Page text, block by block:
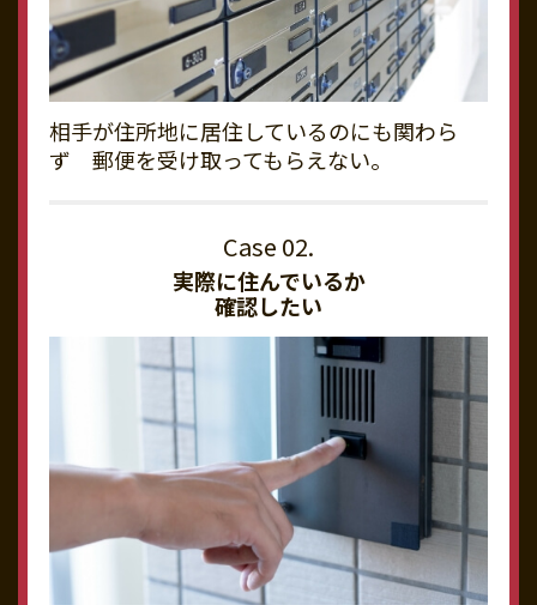
相手が住所地に居住しているのにも関わら
ず 郵便を受け取ってもらえない。
実際に住んでいるか
確認したい